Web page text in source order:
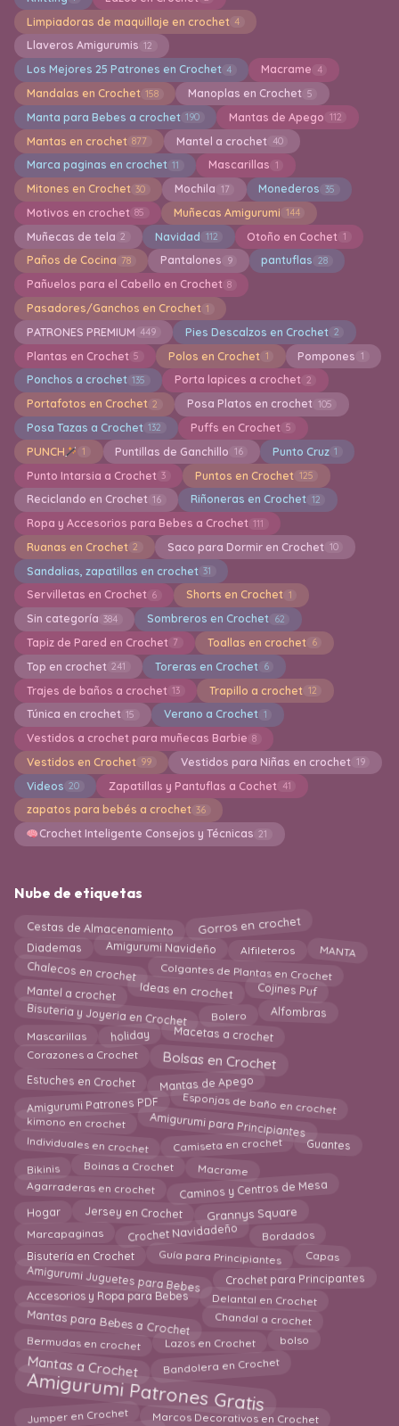
Limpiadoras de maquillaje en crochet 4
Llaveros Amigurumis 12
Los Mejores 25 Patrones en Crochet 4 Macrame 4
Mandalas en Crochet 158 Manoplas en Crochet 5
Manta para Bebes a crochet 190 Mantas de Apego 112
Mantas en crochet 877 Mantel a crochet 40
Marca paginas en crochet 11 Mascarillas 1
Mitones en Crochet 30 Mochila 17 Monederos 35
Motivos en crochet 85 Muñecas Amigurumi 144
Muñecas de tela 2 Navidad 112 Otoño en Cochet 1
Paños de Cocina 78 Pantalones 9 pantuflas 28
Pañuelos para el Cabello en Crochet 8
Pasadores/Ganchos en Crochet 1
PATRONES PREMIUM 449 Pies Descalzos en Crochet 2
Plantas en Crochet 5 Polos en Crochet 1 Pompones 1
Ponchos a crochet 135 Porta lapices a crochet 2
Portafotos en Crochet 2 Posa Platos en crochet 105
Posa Tazas a Crochet 132 Puffs en Crochet 5
PUNCH 1 Puntillas de Ganchillo 16 Punto Cruz 1
Punto Intarsia a Crochet 3 Puntos en Crochet 125
Reciclando en Crochet 16 Riñoneras en Crochet 12
Ropa y Accesorios para Bebes a Crochet 111
Ruanas en Crochet 2 Saco para Dormir en Crochet 10
Sandalias, zapatillas en crochet 31
Servilletas en Crochet 6 Shorts en Crochet 1
Sin categoría 384 Sombreros en Crochet 62
Tapiz de Pared en Crochet 7 Toallas en crochet 6
Top en crochet 241 Toreras en Crochet 6
Trajes de baños a crochet 13 Trapillo a crochet 12
Túnica en crochet 15 Verano a Crochet 1
Vestidos a crochet para muñecas Barbie 8
Vestidos en Crochet 99 Vestidos para Niñas en crochet 19
Videos 20 Zapatillas y Pantuflas a Cochet 41
zapatos para bebés a crochet 36
Crochet Inteligente Consejos y Técnicas 21
Nube de etiquetas
Cestas de Almacenamiento Gorros en crochet
Diademas Amigurumi Navideño Alfileteros MANTA
Chalecos en crochet Colgantes de Plantas en Crochet
Mantel a crochet Ideas en crochet Cojines Puf
Bisuteria y Joyeria en Crochet Bolero Alfombras
Mascarillas holiday Macetas a crochet
Corazones a Crochet Bolsas en Crochet
Estuches en Crochet Mantas de Apego
Amigurumi Patrones PDF Esponjas de baño en crochet
kimono en crochet Amigurumi para Principiantes
Individuales en crochet Camiseta en crochet Guantes
Bikinis Boinas a Crochet Macrame
Agarraderas en crochet Caminos y Centros de Mesa
Hogar Jersey en Crochet Grannys Square
Marcapaginas Crochet Navidadeño Bordados
Bisutería en Crochet Guía para Principiantes Capas
Amigurumi Juguetes para Bebes Crochet para Principantes
Accesorios y Ropa para Bebes Delantal en Crochet
Mantas para Bebes a Crochet Chandal a crochet
Bermudas en crochet Lazos en Crochet bolso
Mantas a Crochet Bandolera en Crochet
Amigurumi Patrones Gratis
Jumper en Crochet Marcos Decorativos en Crochet